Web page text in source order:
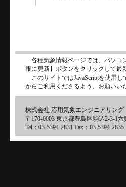
各種気象情報ページでは、パソコ
報に更新】ボタンをクリックして最
このサイトではJavaScriptを使用し
からご利用くださるよう、お願いい
株式会社 応用気象エンジニアリング
〒170-0003 東京都豊島区駒込2-3-1六
Tel：03-5394-2831 Fax：03-5394-2835